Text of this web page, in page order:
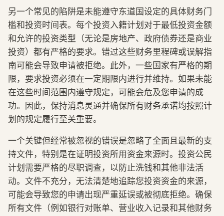
另一个常见的陷阱是未能遵守东道国设定的具体财务门
槛和投资时间表。每个投资入籍计划对于最低投资金额
和允许的投资类型（无论是房地产、政府债券还是商业
投资）都有严格的要求。错过这些财务里程碑或误解指
南可能会导致申请被拒绝。此外，一些国家有严格的期
限，要求投资必须在一定期限内进行并维持。如果未能
在这些时间范围内遵守规定，可能会危及您申请的成
功。因此，保持消息灵通并确保所有财务承诺均按照计
划的规定履行至关重要。
一个关键但经常被忽视的错误是忽略了全面且最新的支
持文件，特别是在证明投资所用资金来源时。投资公民
计划需要严格的尽职调查，以防止洗钱和其他非法活
动。文件不充分，无法清楚地追踪您投资资金的来源，
可能会导致您的申请出现严重延误或被彻底拒绝。确保
所有文件（例如银行对账单、营业收入记录和其他财务